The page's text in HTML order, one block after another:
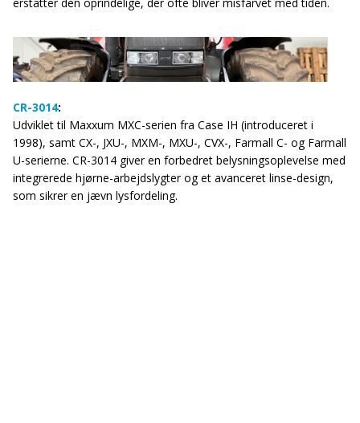
CR-3014:
Udviklet til Maxxum MXC-serien fra Case IH (introduceret i
1998), samt CX-, JXU-, MXM-, MXU-, CVX-, Farmall C- og Farmall
U-serierne. CR-3014 giver en forbedret belysningsoplevelse med
integrerede hjørne-arbejdslygter og et avanceret linse-design,
som sikrer en jævn lysfordeling.